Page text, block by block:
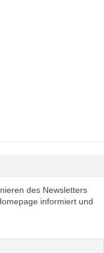
des Newsletters
informiert und